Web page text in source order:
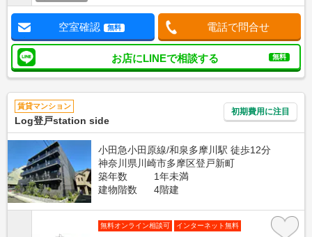
空室確認 無料 電話で問合せ
お店にLINEで相談する 無料
賃貸マンション
Log登戸station side
初期費用に注目
小田急小田原線/和泉多摩川駅 徒歩12分
神奈川県川崎市多摩区登戸新町
築年数
1年未満
建物階数
4階建
無料オンライン相談可 インターネット無料